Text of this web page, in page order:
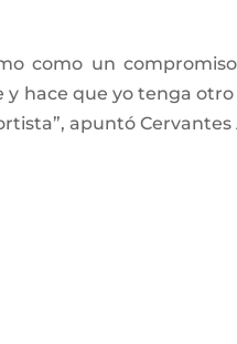
como un
hace que yo tenga
apuntó Cervantes